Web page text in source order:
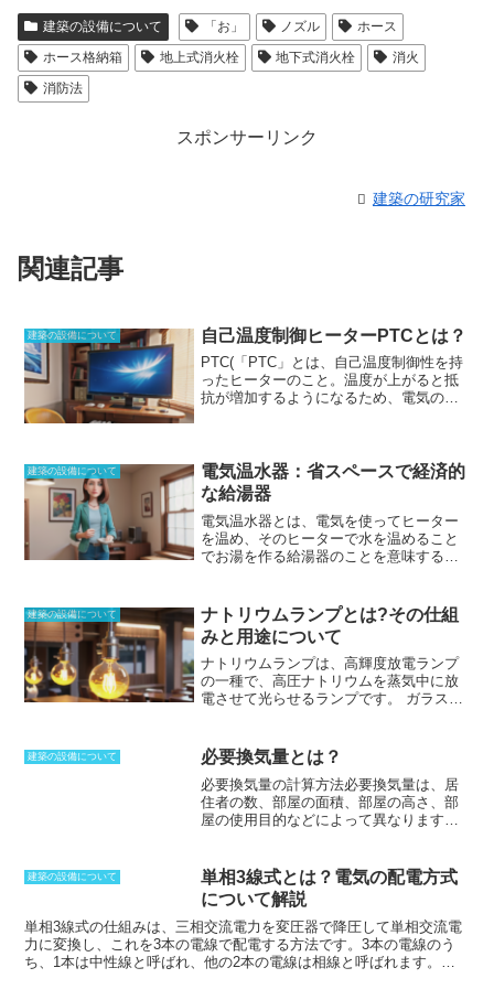
建築の設備について 「お」 ノズル
ホース
ホース格納箱
地上式消火栓 地下式消火栓
消火
消防法
スポンサーリンク
建築の研究家
関連記事
建築の設備について 自己温度制御ヒーターPTCとは？
PTC(「PTC」とは、自己温度制御性を持
ったヒーターのこと。温度が上がると抵
抗が増加するようになるため、電気の流
どに対しても効果を発揮。一度暖まれ
ば、無駄に電力を消費しないで済み大き
な経済性をもたらす。温度は緩やかに上
昇していくことになり、一定温度で安定
するため、センサーも必要がない。電源
のオンオフも繰り返してはいかないため
合しており温度によって変化していくた
め、初動電力を大量に消費したりするこ
ともない。)PTCは、温度が上がると抵抗
が増加する性質を持つ半導体素子です。
この性質を利用することで、PTCは電力
の消費を抑えることができます。PTC
し、温度が上がると抵抗が増加し、電流
が流れにくくなります。このため、PTC
は温度が上がると自動的に電力の消費を
抑えることができます。PTCは、省エネ
効果が高いため、様々な機器に使用され
の家電製品に使用されています。また、
PTCは、自動車のヒーターやエアコン、
暖房器具などにも使用されています。
建築の設備について
電気温水器：省スペースで経済的
な給湯器
電気温水器とは、電気を使ってヒーター
を温め、そのヒーターで水を温めること
でお湯を作る給湯器のことを意味する。
不完全燃焼を避けるため室外に給湯器を
置かなければいけない場合もあるが、電
気温水器はお湯を必要とする場所のすぐ
そばに設置できるために水のロスが少な
く経済的であるとされている。電気温水
器には「瞬間式」と「貯湯式」の2種があ
お湯を利用できる、貯湯しておくタンク
が不要でコンパクトである、などがメリ
ットとして挙げられる。
建築の設備について
ナトリウムランプとは?その仕組
みと用途について
ナトリウムランプは、高輝度放電ランプ
の一種で、高圧ナトリウムを蒸気中に放
電させて光らせるランプです。
ガラス管
が特徴です。封入するときのナトリウム
蒸気の圧力を高めている物は、高圧ナト
リウムランプと呼ばれることもありま
す。ナトリウムランプは、水銀灯に比べ
て2倍の効率を持っているため、トンネル
ルギー効率を考えるようなところで使わ
れることも多いです。封入圧力の低い低
圧ナトリウムランプは、発光効率が高い
代わりに単色光になってしまうことか
ら、演出のランプということを考える
と、低圧はあまり効果が上がらないとい
建築の設備について 必要換気量とは？
必要換気量の計算方法必要換気量は、居
住者の数、部屋の面積、部屋の高さ、部
屋の使用目的などによって異なります。
定めています。この数値を基準とした場
合には、1人当たり30m3の換気を1時間で
行なっていかなければなりません。4人家
族の場合には、120m3／hとなることか
ら、1時間に0.5回は換気をするというこ
とにつながります。必要換気量は、次の
建築の設備について
単相3線式とは？電気の配電方式
について解説
単相3線式の仕組みは、三相交流電力を変圧器で降圧して単相交流電
力に変換し、これを3本の電線で配電する方法です。3本の電線のう
ち、1本は中性線と呼ばれ、他の2本の電線は相線と呼ばれます。相